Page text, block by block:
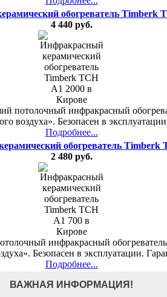
обогреватель Timberk
4 440 руб.
потолочный инфракрасный
воздуха». Безопасен в
Подробнее...
обогреватель Timberk
2 480 руб.
инфракрасный
Безопасен в эксплуатации.
Подробнее...
ВАЖНАЯ ИНФОРМАЦИЯ!